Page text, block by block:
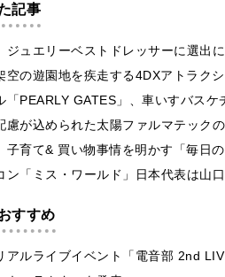
記事
ジュエリーベストドレッサーに選出
空の遊園地を疾走する4DXアトラク
「PEARLY GATES」、車いすバス
慮が込められた太陽ファルマテック
子育て& 買い物事情を明かす「毎
ン「ミス・ワールド」日本代表は山
すすめ
アルライブイベント「電音部 2nd